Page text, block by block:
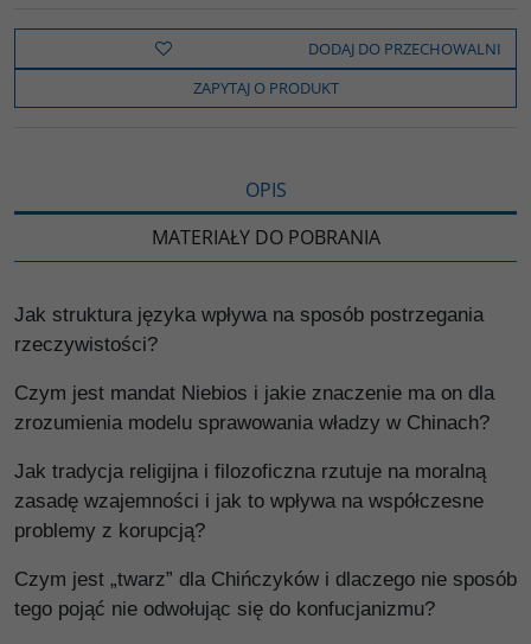
e
o
k
t
t
e
o
y
i
n
k
z
e
l
s
DODAJ DO PRZECHOWALNI
ZAPYTAJ O PRODUKT
OPIS
MATERIAŁY DO POBRANIA
Jak struktura języka wpływa na sposób postrzegania
rzeczywistości?
Czym jest mandat Niebios i jakie znaczenie ma on dla
zrozumienia modelu sprawowania władzy w Chinach?
Jak tradycja religijna i filozoficzna rzutuje na moralną
zasadę wzajemności i jak to wpływa na współczesne
problemy z korupcją?
Czym jest „twarz” dla Chińczyków i dlaczego nie sposób
tego pojąć nie odwołując się do konfucjanizmu?